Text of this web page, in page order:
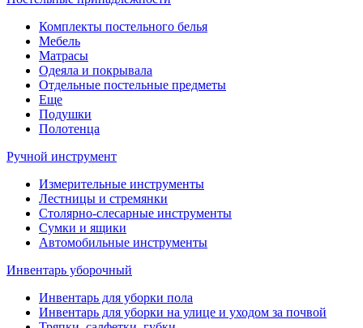
Комплекты постельного белья
Мебель
Матрасы
Одеяла и покрывала
Отдельные постельные предметы
Еще
Подушки
Полотенца
Ручной инструмент
Измерительные инструменты
Лестницы и стремянки
Столярно-слесарные инструменты
Сумки и ящики
Автомобильные инструменты
Инвентарь уборочный
Инвентарь для уборки пола
Инвентарь для уборки на улице и уходом за почвой